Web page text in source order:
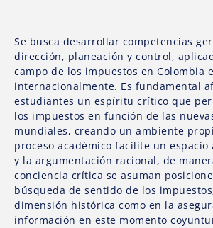
Se busca desarrollar competencias
dirección, planeación y control,
campo de los impuestos en Colombia e
internacionalmente. Es fundamental
estudiantes un espíritu crítico que
los impuestos en función de las
mundiales, creando un ambiente
proceso académico facilite un
y la argumentación racional, de
conciencia crítica se asuman
búsqueda de sentido de los
dimensión histórica como en la
información en este momento